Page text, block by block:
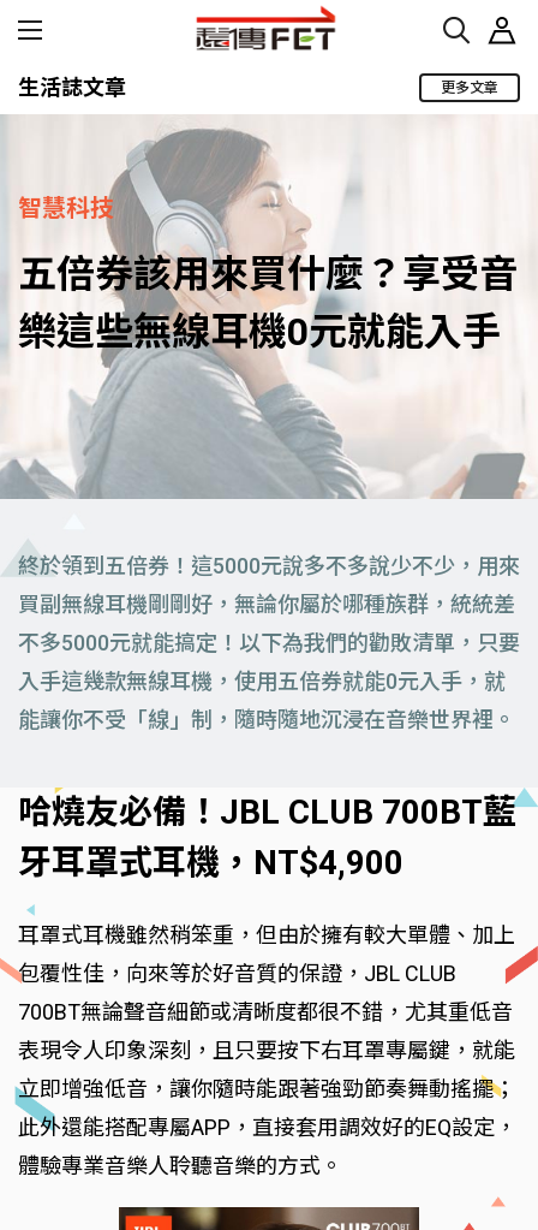
生活誌文章 更多文章
智慧科技
五倍券該用來買什麼？享受音
樂這些無線耳機0元就能入手
終於領到五倍券！這5000元說多不多說少不少，用來
買副無線耳機剛剛好，無論你屬於哪種族群，統統差
不多5000元就能搞定！以下為我們的勸敗清單，只要
入手這幾款無線耳機，使用五倍券就能0元入手，就
能讓你不受「線」制，隨時隨地沉浸在音樂世界裡。
哈燒友必備！JBL CLUB 700BT藍
牙耳罩式耳機，NT$4,900
耳罩式耳機雖然稍笨重，但由於擁有較大單體、加上
包覆性佳，向來等於好音質的保證，JBL CLUB
700BT無論聲音細節或清晰度都很不錯，尤其重低音
表現令人印象深刻，且只要按下右耳罩專屬鍵，就能
立即增強低音，讓你隨時能跟著強勁節奏舞動搖擺；
此外還能搭配專屬APP，直接套用調效好的EQ設定，
體驗專業音樂人聆聽音樂的方式。